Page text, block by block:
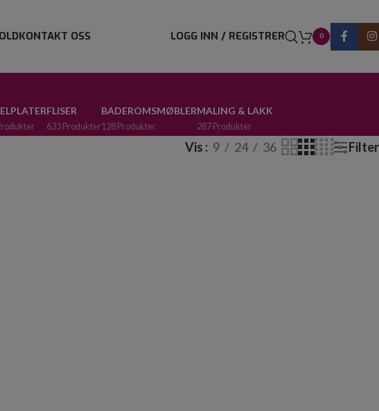
KONTAKT OSS LOGG INN / REGISTRER 0
FLISER
633 Produkter
BADEROMSMØBLER
128 Produkter
MALING & LAKK
287 Produkter
Vis 9 24 36 Filter